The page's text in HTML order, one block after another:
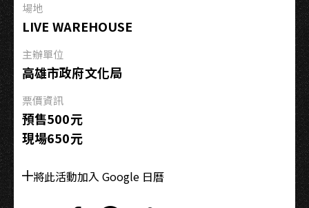
明
我
看
的
偵
探
小
Live
場地
LIVE WAREHOUSE
主辦單位
高雄市政府文化局
票價資訊
預售500元
現場650元
將此活動加入 Google 日曆